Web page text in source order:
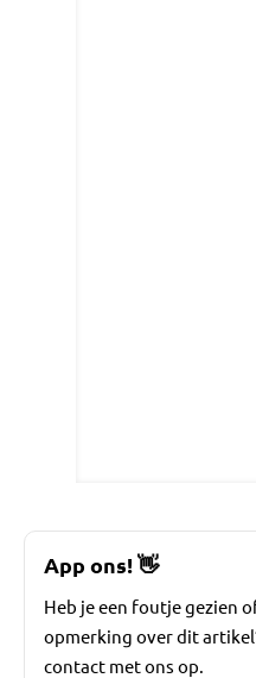
App ons!👋
Heb je een foutje gezien
opmerking over dit
contact met ons op.